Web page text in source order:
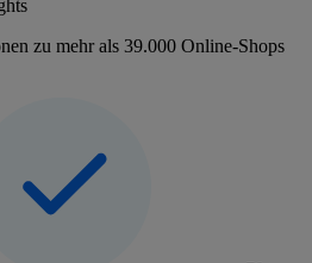
zu mehr als 39.000 Online-Shops